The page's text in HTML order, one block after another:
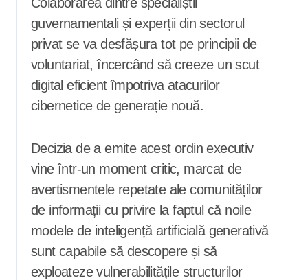
guvernamentali și experții din sectorul
privat se va desfășura tot pe principii de
voluntariat, încercând să creeze un scut
digital eficient împotriva atacurilor
cibernetice de generație nouă.
Decizia de a emite acest ordin executiv
vine într-un moment critic, marcat de
avertismentele repetate ale comunităților
de informații cu privire la faptul că noile
modele de inteligență artificială generativă
sunt capabile să descopere și să
exploateze vulnerabilitățile structurilor